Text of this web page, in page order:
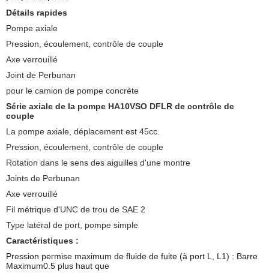
Détails rapides
Pompe axiale
Pression, écoulement, contrôle de couple
Axe verrouillé
Joint de Perbunan
pour le camion de pompe concrète
Série axiale de la pompe HA10VSO DFLR de contrôle de
couple
La pompe axiale, déplacement est 45cc.
Pression, écoulement, contrôle de couple
Rotation dans le sens des aiguilles d'une montre
Joints de Perbunan
Axe verrouillé
Fil métrique d'UNC de trou de SAE 2
Type latéral de port, pompe simple
Caractéristiques :
Pression permise maximum de fluide de fuite (à port L, L1) : Barre
Maximum0.5 plus haut que